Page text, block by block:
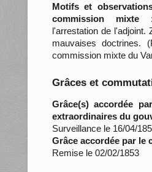
Motifs et
commission mixte
l'arrestation de l'adjoint.
mauvaises doctrines.
commission mixte du
Grâces et
Grâce(s) accordée
extraordinaires du
Surveillance le 16/04/
Grâce accordée par le
Remise le 02/02/1853